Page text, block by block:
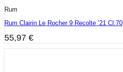
Rum
Rum Clairin Le Rocher 9 Recolte ’21 Cl.70
55,97 €